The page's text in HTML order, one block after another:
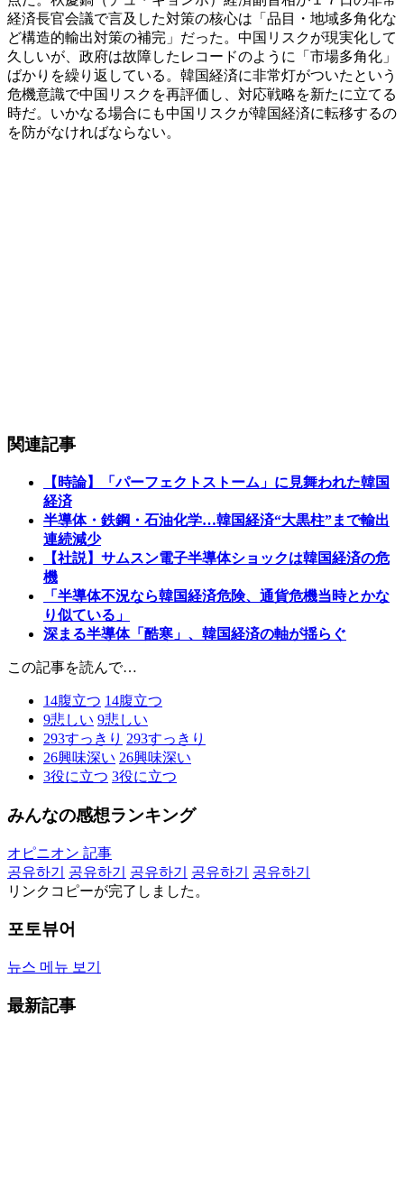
経済長官会議で言及した対策の核心は「品目・地域多角化な
ど構造的輸出対策の補完」だった。中国リスクが現実化して
久しいが、政府は故障したレコードのように「市場多角化」
ばかりを繰り返している。韓国経済に非常灯がついたという
危機意識で中国リスクを再評価し、対応戦略を新たに立てる
時だ。いかなる場合にも中国リスクが韓国経済に転移するの
を防がなければならない。
関連記事
【時論】「パーフェクトストーム」に見舞われた韓国
経済
半導体・鉄鋼・石油化学…韓国経済“大黒柱”まで輸出
連続減少
【社説】サムスン電子半導体ショックは韓国経済の危
機
「半導体不況なら韓国経済危険、通貨危機当時とかな
り似ている」
深まる半導体「酷寒」、韓国経済の軸が揺らぐ
この記事を読んで…
14腹立つ 14腹立つ
9悲しい 9悲しい
293すっきり 293すっきり
26興味深い 26興味深い
3役に立つ 3役に立つ
みんなの感想ランキング
オピニオン 記事
공유하기
공유하기 공유하기 공유하기
공유하기
リンクコピーが完了しました。
포토뷰어
뉴스 메뉴 보기
最新記事